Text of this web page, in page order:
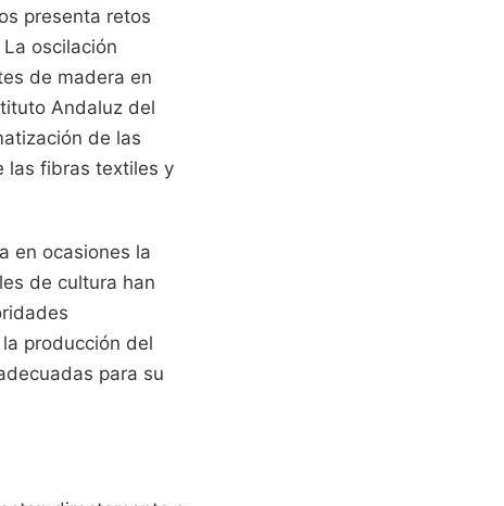
presenta retos
oscilación
de madera en
Andaluz del
de las
las fibras textiles y
en ocasiones la
de cultura han
producción del
para su